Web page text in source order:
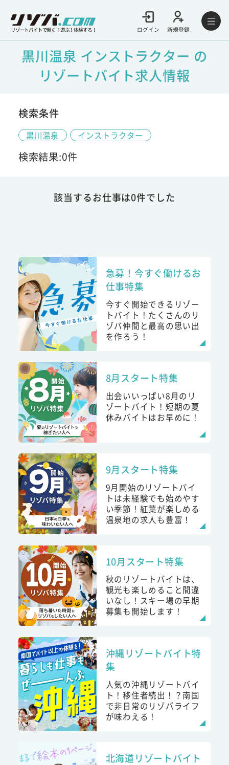
リゾートバイトで働く！遊ぶ！体験する！ ログイン 新規登録
黒川温泉 インストラクター の
リゾートバイト求人情報
検索条件
黒川温泉 インストラクター
検索結果:0件
該当するお仕事は0件でした
急募！今すぐ働けるお
仕事特集
今すぐ開始できるリゾー
トバイト！たくさんのリ
ゾバ仲間と最高の思い出
を作ろう！
8月スタート特集
出会いいっぱい8月のリ
ゾートバイト！短期の夏
休みバイトはお早めに！
9月スタート特集
9月開始のリゾートバイ
トは未経験でも始めやす
い季節！紅葉が楽しめる
温泉地の求人も豊富！
10月スタート特集
秋のリゾートバイトは、
観光も楽しめること間違
いなし！スキー場の早期
募集も開始します！
沖縄リゾートバイト特
集
人気の沖縄リゾートバイ
ト！移住者続出！？南国
で非日常のリゾバライフ
が味わえる！
北海道リゾートバイト